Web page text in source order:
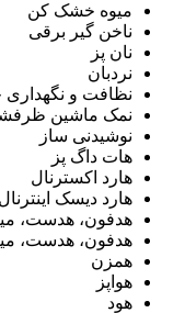
میوه خشک کن
ناخن گیر برقی
نان پز
نردبان
نظافت و نگهداری
نمک ماشین
نوشیدنی ساز
هات داگ پز
هارد اکسترنال
هارد دیسک اینترنال
هدفون، هدست،
هدفون، هدست،
همزن
هواپز
هود